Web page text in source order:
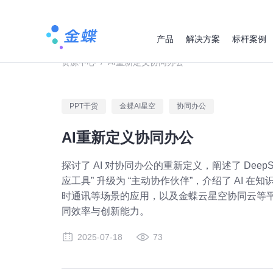
产品 解决方案 标杆案例
资源中心 / AI重新定义协同办公
PPT干货 金蝶AI星空 协同办公
AI重新定义协同办公
探讨了 AI 对协同办公的重新定义，阐述了
应工具” 升级为 “主动协作伙伴”，介绍了 AI 在
时通讯等场景的应用，以及金蝶云星空协同云等
同效率与创新能力。
2025-07-18 73